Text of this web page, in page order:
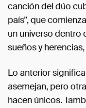
canción del dúo
país”, que
un universo dentro
sueños y
Lo anterior
asemejan, pero
hacen únicos.